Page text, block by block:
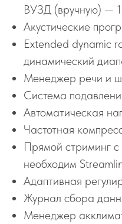
ВУЗД (вручную) —
Акустические
Extended dynamic
динамический
Менеджер речи и
Система
Автоматическая
Частотная
Прямой стриминг
необходим
Адаптивная
Журнал сбора
Менеджер